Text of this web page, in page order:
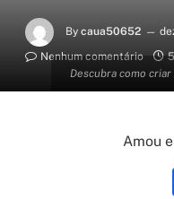
Descubra como
By caua50652
Nenhum comentário
Amou